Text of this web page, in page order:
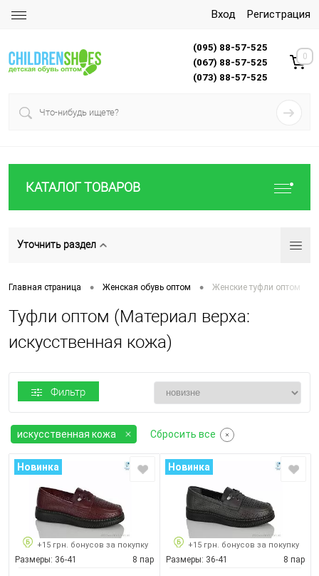
Вход Регистрация
(095) 88-57-525
(067) 88-57-525
(073) 88-57-525
0
КАТАЛОГ ТОВАРОВ
Уточнить раздел
Главная страница • Женская обувь оптом • Женские туфли оптом
Туфли оптом (Материал верха:
искусственная кожа)
Фильтр
искусственная кожа Сбросить все
Новинка
+15 грн. бонусов за покупку
Размеры: 36-41 8 пар
Новинка
+15 грн. бонусов за покупку
Размеры: 36-41 8 пар